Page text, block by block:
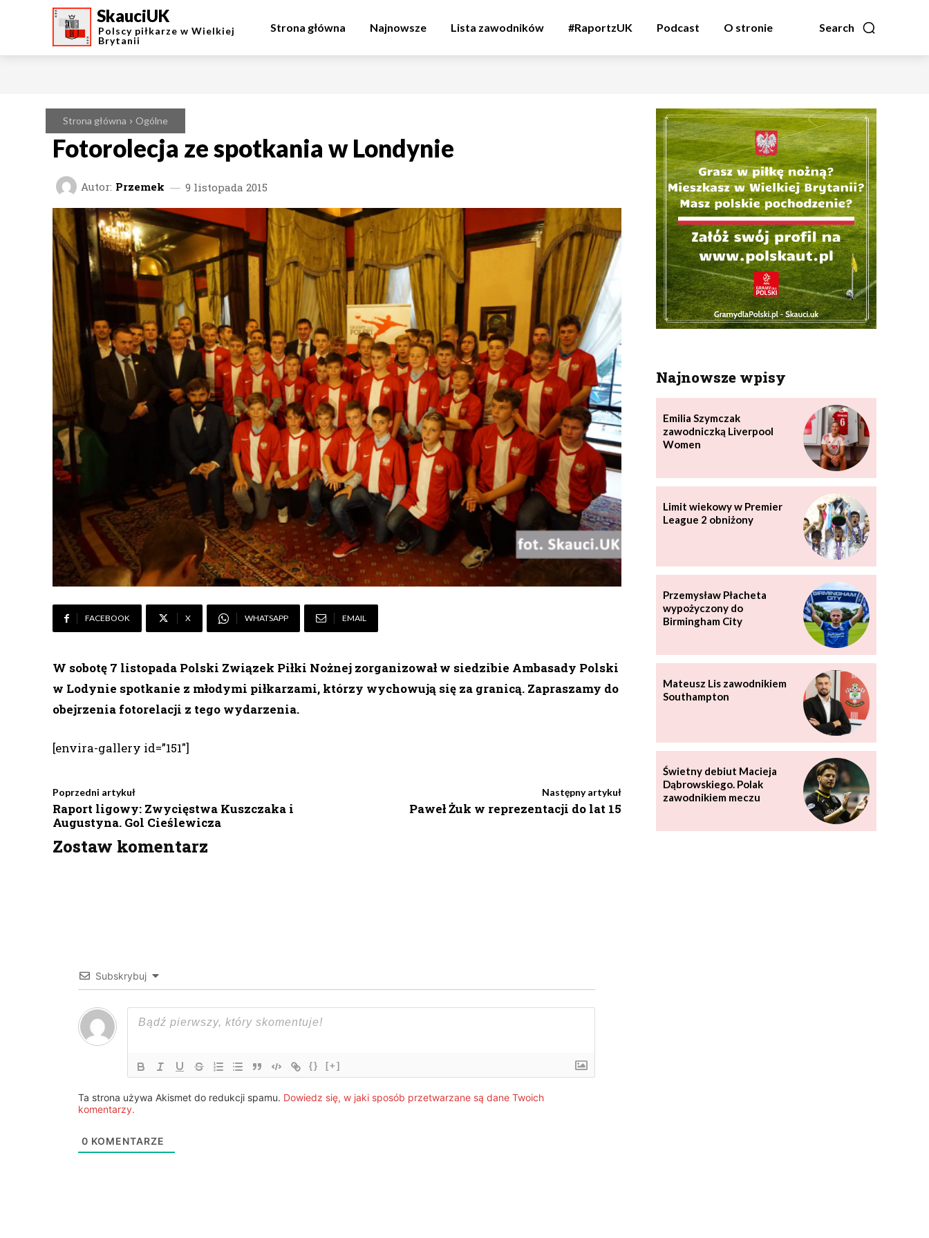
SkauciUK
Polscy piłkarze w Wielkiej
Brytanii
Search
Strona główna Najnowsze Lista zawodników #RaportzUK Podcast O stronie
Strona główna Ogólne
Fotorolecja ze spotkania w Londynie
Autor: Przemek 9 listopada 2015
FACEBOOK X WHATSAPP EMAIL
W sobotę 7 listopada Polski Związek Piłki Nożnej zorganizował w siedzibie Ambasady Polski
w Lodynie spotkanie z młodymi piłkarzami, którzy wychowują się za granicą. Zapraszamy do
obejrzenia fotorelacji z tego wydarzenia.
[envira-gallery id=”151″]
Poprzedni artykuł
Raport ligowy: Zwycięstwa Kuszczaka i
Augustyna. Gol Cieślewicza
Następny artykuł
Paweł Żuk w reprezentacji do lat 15
Zostaw komentarz
Subskrybuj
{} [+]
Ta strona używa Akismet do redukcji spamu. Dowiedz się, w jaki sposób przetwarzane są dane Twoich
komentarzy.
0 KOMENTARZE
Najnowsze wpisy
Emilia Szymczak
zawodniczką Liverpool
Women
Limit wiekowy w Premier
League 2 obniżony
Przemysław Płacheta
wypożyczony do
Birmingham City
Mateusz Lis zawodnikiem
Southampton
Świetny debiut Macieja
Dąbrowskiego. Polak
zawodnikiem meczu